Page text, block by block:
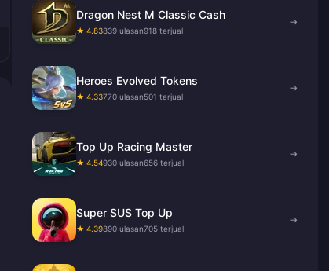
Dragon Nest M Classic Cash
★ 4.83839 ulasan918 terjual
→
Heroes Evolved Tokens
★ 4.33770 ulasan501 terjual
→
Top Up Racing Master
★ 4.54930 ulasan656 terjual
→
Super SUS Top Up
★ 4.39890 ulasan705 terjual
→